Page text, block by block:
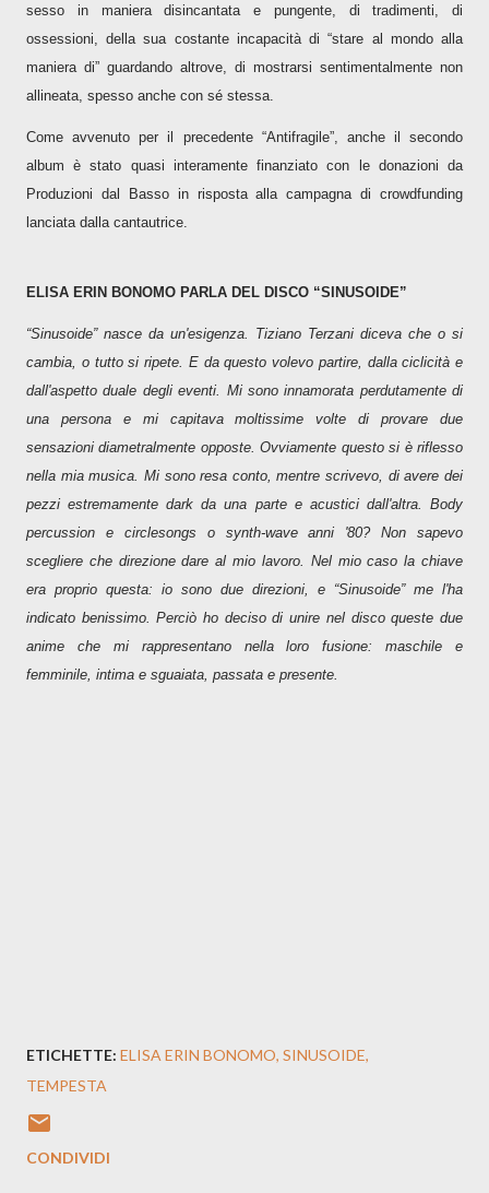
sesso in maniera disincantata e pungente, di tradimenti, di
ossessioni, della sua costante incapacità di “stare al mondo alla
maniera di” guardando altrove, di mostrarsi sentimentalmente non
allineata, spesso anche con sé stessa.
Come avvenuto per il precedente “Antifragile”, anche il secondo
album è stato quasi interamente finanziato con le donazioni da
Produzioni dal Basso in risposta alla campagna di crowdfunding
lanciata dalla cantautrice.
ELISA ERIN BONOMO PARLA DEL DISCO “SINUSOIDE”
“Sinusoide” nasce da un'esigenza. Tiziano Terzani diceva che o si
cambia, o tutto si ripete. E da questo volevo partire, dalla ciclicità e
dall'aspetto duale degli eventi. Mi sono innamorata perdutamente di
una persona e mi capitava moltissime volte di provare due
sensazioni diametralmente opposte. Ovviamente questo si è riflesso
nella mia musica. Mi sono resa conto, mentre scrivevo, di avere dei
pezzi estremamente dark da una parte e acustici dall'altra. Body
percussion e circlesongs o synth-wave anni '80? Non sapevo
scegliere che direzione dare al mio lavoro. Nel mio caso la chiave
era proprio questa: io sono due direzioni, e “Sinusoide” me l'ha
indicato benissimo. Perciò ho deciso di unire nel disco queste due
anime che mi rappresentano nella loro fusione: maschile e
femminile, intima e sguaiata, passata e presente.
ETICHETTE: ELISA ERIN BONOMO SINUSOIDE
TEMPESTA
CONDIVIDI